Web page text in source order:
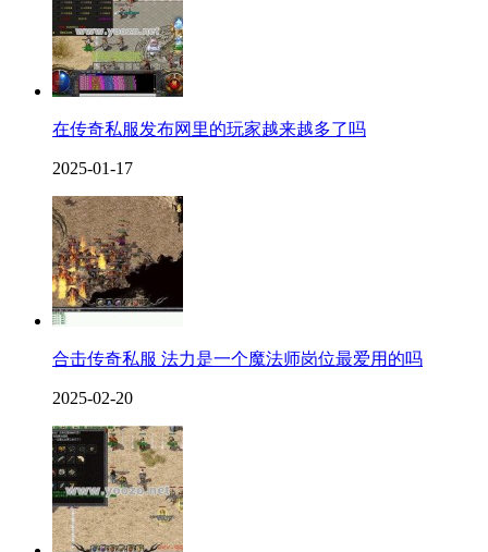
在传奇私服发布网里的玩家越来越多了吗
2025-01-17
合击传奇私服 法力是一个魔法师岗位最爱用的吗
2025-02-20